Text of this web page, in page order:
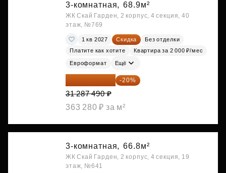
3-комнатная, 68.9м²
ЖК Скай Гарден, 2 корпус, 4 секция, 40
этаж, №769
1 кв 2027 Скидка
Без отделки
Платите как хотите
Квартира за 2 000 ₽/мес
Евроформат Ещё
25 029 992 ₽ -20%
31 287 490 ₽
363 280 ₽ за м²
3-комнатная, 66.8м²
ЖК Скай Гарден, 2 корпус, 4 секция, 19
этаж, №641